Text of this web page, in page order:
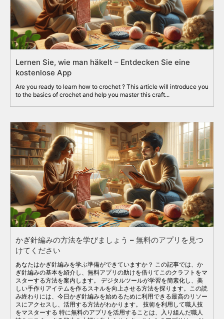
Lernen Sie, wie man häkelt – Entdecken Sie eine
kostenlose App
Are you ready to learn how to crochet ? This article will introduce you
to the basics of crochet and help you master this craft...
かぎ針編みの方法を学びましょう – 無料のアプリを見つ
けてください
あなたはかぎ針編みを学ぶ準備ができていますか？ この記事では、か
ぎ針編みの基本を紹介し、無料アプリの助けを借りてこのクラフトをマ
スターする方法を案内します。 デジタルツールが学習を簡素化し、美
しい手作りアイテムを作るスキルを向上させる方法を探ります。この読
み終わりには、今日かぎ針編みを始めるために利用できる最高のリソー
スにアクセスし、活用する方法がわかります。 技術を利用して職人技
をマスターする 特に無料のアプリを活用することは、入り組んだ職人